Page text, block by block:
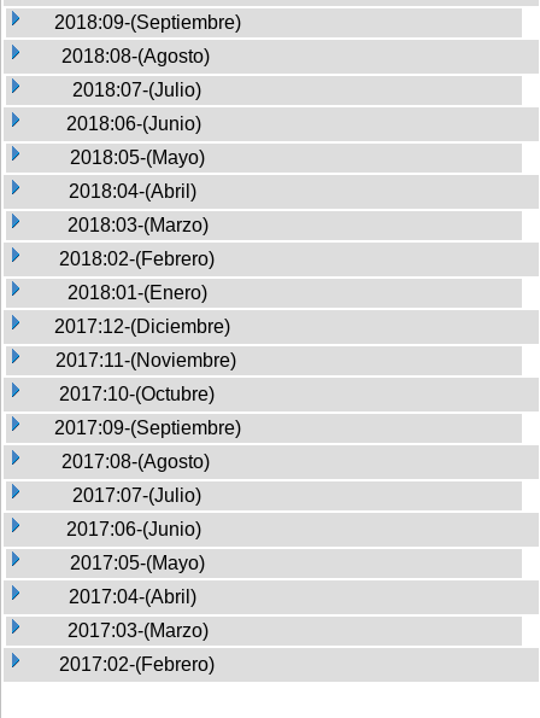
2018:09-(Septiembre)
2018:08-(Agosto)
2018:07-(Julio)
2018:06-(Junio)
2018:05-(Mayo)
2018:04-(Abril)
2018:03-(Marzo)
2018:02-(Febrero)
2018:01-(Enero)
2017:12-(Diciembre)
2017:11-(Noviembre)
2017:10-(Octubre)
2017:09-(Septiembre)
2017:08-(Agosto)
2017:07-(Julio)
2017:06-(Junio)
2017:05-(Mayo)
2017:04-(Abril)
2017:03-(Marzo)
2017:02-(Febrero)